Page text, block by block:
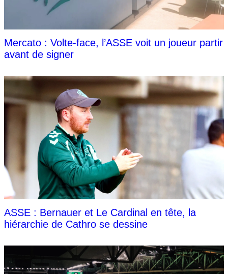
Mercato : Volte-face, l’ASSE voit un joueur partir
avant de signer
ASSE : Bernauer et Le Cardinal en tête, la
hiérarchie de Cathro se dessine